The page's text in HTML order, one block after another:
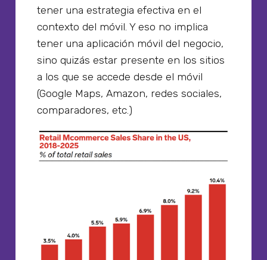
tener una estrategia efectiva en el
contexto del móvil. Y eso no implica
tener una aplicación móvil del negocio,
sino quizás estar presente en los sitios
a los que se accede desde el móvil
(Google Maps, Amazon, redes sociales,
comparadores, etc.)